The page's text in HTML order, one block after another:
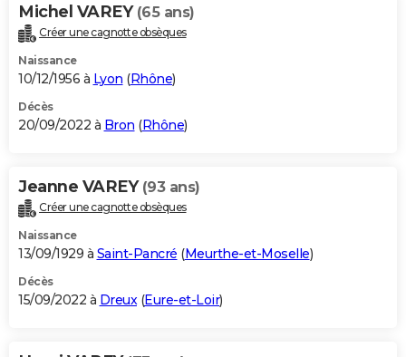
Michel VAREY (65 ans)
Créer une cagnotte obsèques
Naissance
10/12/1956 à Lyon (Rhône)
Décès
20/09/2022 à Bron (Rhône)
Jeanne VAREY (93 ans)
Créer une cagnotte obsèques
Naissance
13/09/1929 à Saint-Pancré (Meurthe-et-Moselle)
Décès
15/09/2022 à Dreux (Eure-et-Loir)